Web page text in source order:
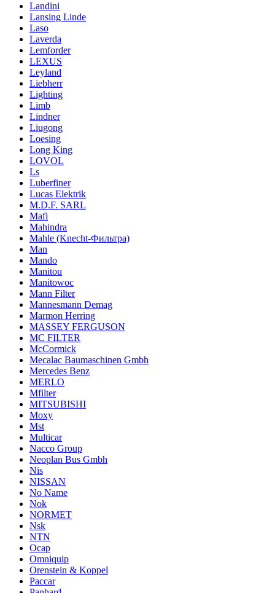
Landini
Lansing Linde
Laso
Laverda
Lemforder
LEXUS
Leyland
Liebherr
Lighting
Limb
Lindner
Liugong
Loesing
Long King
LOVOL
Ls
Luberfiner
Lucas Elektrik
M.D.F. SARL
Mafi
Mahindra
Mahle (Knecht-Фильтра)
Man
Mando
Manitou
Manitowoc
Mann Filter
Mannesmann Demag
Marmon Herring
MASSEY FERGUSON
MC FILTER
McCormick
Mecalac Baumaschinen Gmbh
Mercedes Benz
MERLO
Mfilter
MITSUBISHI
Moxy
Mst
Multicar
Nacco Group
Neoplan Bus Gmbh
Nis
NISSAN
No Name
Nok
NORMET
Nsk
NTN
Ocap
Omniquip
Orenstein & Koppel
Paccar